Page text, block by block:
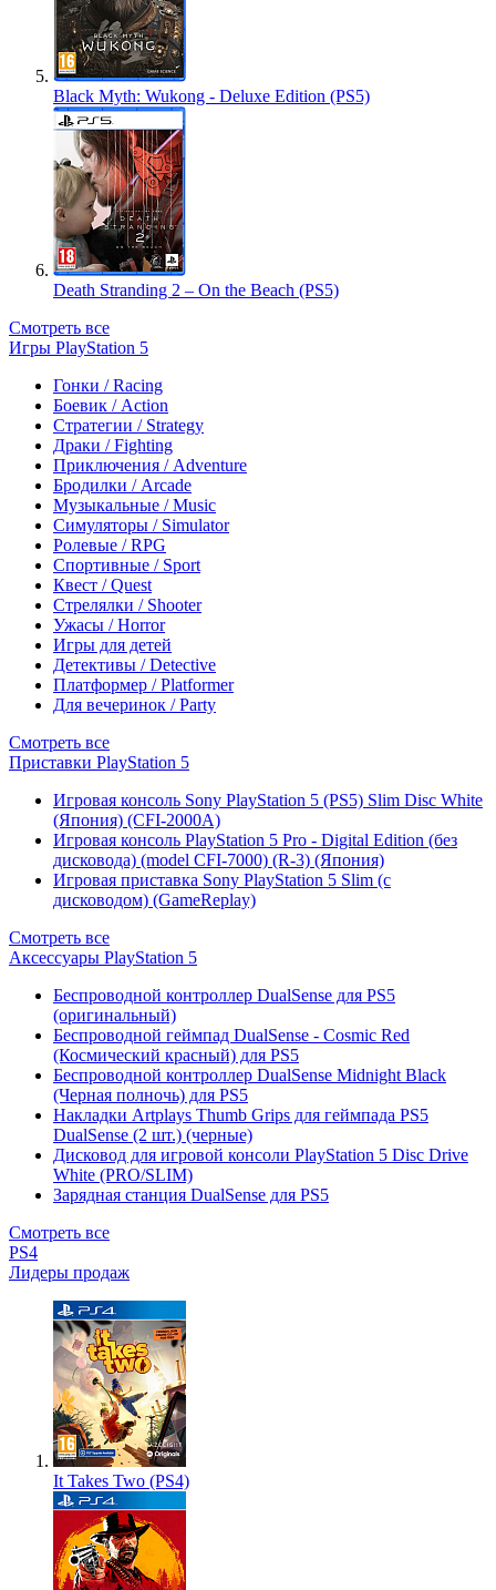
Black Myth: Wukong - Deluxe Edition (PS5)
Death Stranding 2 – On the Beach (PS5)
Смотреть все
Игры PlayStation 5
Гонки / Racing
Боевик / Action
Стратегии / Strategy
Драки / Fighting
Приключения / Adventure
Бродилки / Arcade
Музыкальные / Music
Симуляторы / Simulator
Ролевые / RPG
Спортивные / Sport
Квест / Quest
Стрелялки / Shooter
Ужасы / Horror
Игры для детей
Детективы / Detective
Платформер / Platformer
Для вечеринок / Party
Смотреть все
Приставки PlayStation 5
Игровая консоль Sony PlayStation 5 (PS5) Slim Disc White
(Япония) (CFI-2000A)
Игровая консоль PlayStation 5 Pro - Digital Edition (без
дисковода) (model CFI-7000) (R-3) (Япония)
Игровая приставка Sony PlayStation 5 Slim (с
дисководом) (GameReplay)
Смотреть все
Аксессуары PlayStation 5
Беспроводной контроллер DualSense для PS5
(оригинальный)
Беспроводной геймпад DualSense - Cosmic Red
(Космический красный) для PS5
Беспроводной контроллер DualSense Midnight Black
(Черная полночь) для PS5
Накладки Artplays Thumb Grips для геймпада PS5
DualSense (2 шт.) (черные)
Дисковод для игровой консоли PlayStation 5 Disc Drive
White (PRO/SLIM)
Зарядная станция DualSense для PS5
Смотреть все
PS4
Лидеры продаж
It Takes Two (PS4)